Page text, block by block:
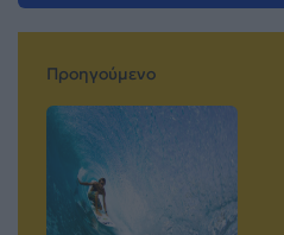
Προηγούμενο